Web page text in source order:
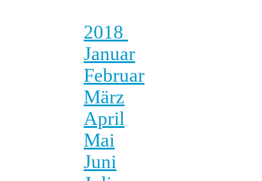
2018
Januar
Februar
März
April
Mai
Juni